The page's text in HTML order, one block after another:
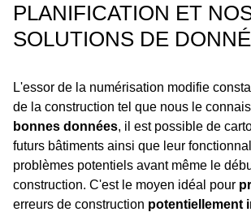
PLANIFICATION ET
SOLUTIONS DE
L'essor de la numérisation modifie
de la construction tel que nous le
bonnes données, il est possible de
futurs bâtiments ainsi que leur
problèmes potentiels avant même le
construction. C'est le moyen idéal pour
erreurs de construction potentiellement